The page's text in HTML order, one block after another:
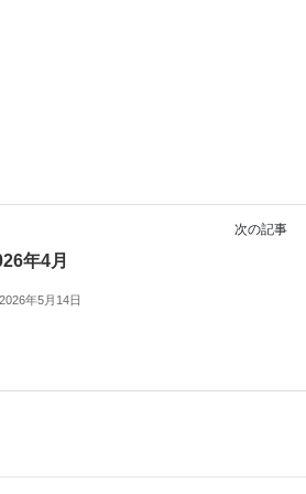
次の記事
年4月
2026年5月14日